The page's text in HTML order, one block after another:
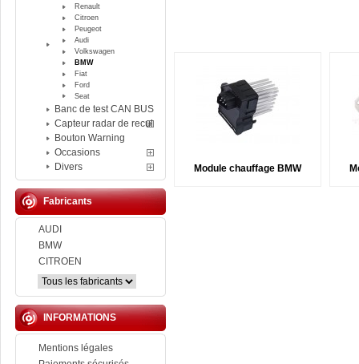
Renault
Citroen
Peugeot
Audi
Volkswagen
BMW
Fiat
Ford
Seat
Banc de test CAN BUS
Capteur radar de recul
Bouton Warning
Occasions
Divers
Fabricants
AUDI
BMW
CITROEN
INFORMATIONS
Mentions légales
Module chauffage BMW